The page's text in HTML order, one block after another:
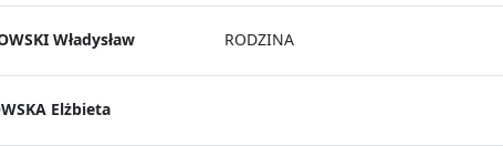
Władysław RODZINA
Elżbieta